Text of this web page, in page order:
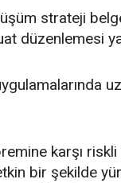
strateji
düzenlemesi
karşı
bir şekilde